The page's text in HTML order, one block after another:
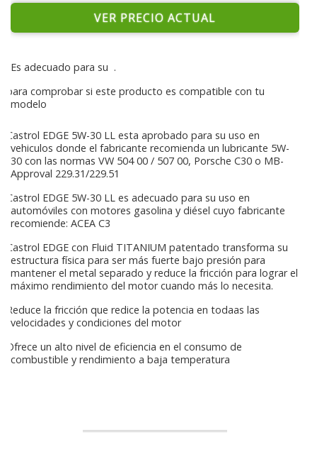
VER PRECIO ACTUAL
Es adecuado para su .
para comprobar si este producto es compatible con tu
modelo
Castrol EDGE 5W-30 LL esta aprobado para su uso en
vehiculos donde el fabricante recomienda un lubricante 5W-
30 con las normas VW 504 00 / 507 00, Porsche C30 o MB-
Approval 229.31/229.51
Castrol EDGE 5W-30 LL es adecuado para su uso en
automóviles con motores gasolina y diésel cuyo fabricante
recomiende: ACEA C3
Castrol EDGE con Fluid TITANIUM patentado transforma su
estructura física para ser más fuerte bajo presión para
mantener el metal separado y reduce la fricción para lograr el
máximo rendimiento del motor cuando más lo necesita.
Reduce la fricción que redice la potencia en todaas las
velocidades y condiciones del motor
Ofrece un alto nivel de eficiencia en el consumo de
combustible y rendimiento a baja temperatura